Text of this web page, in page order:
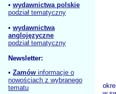
• wydawnictwa polskie
podział tematyczny
• wydawnictwa
anglojęzyczne
podział tematyczny
Newsletter:
• Zamów informacje o
nowościach z wybranego
tematu